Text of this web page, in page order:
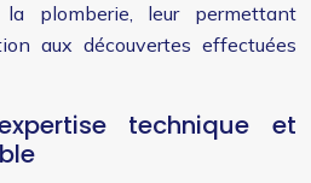
plomberie, leur permettant
aux découvertes effectuées
technique et